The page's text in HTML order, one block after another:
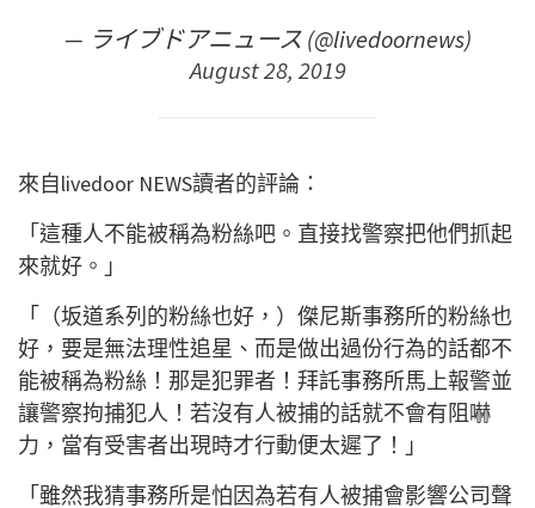
— ライブドアニュース (@livedoornews)
August 28, 2019
來自livedoor NEWS讀者的評論：
「這種人不能被稱為粉絲吧。直接找警察把他們抓起
來就好。」
「（坂道系列的粉絲也好，）傑尼斯事務所的粉絲也
好，要是無法理性追星、而是做出過份行為的話都不
能被稱為粉絲！那是犯罪者！拜託事務所馬上報警並
讓警察拘捕犯人！若沒有人被捕的話就不會有阻嚇
力，當有受害者出現時才行動便太遲了！」
「雖然我猜事務所是怕因為若有人被捕會影響公司聲